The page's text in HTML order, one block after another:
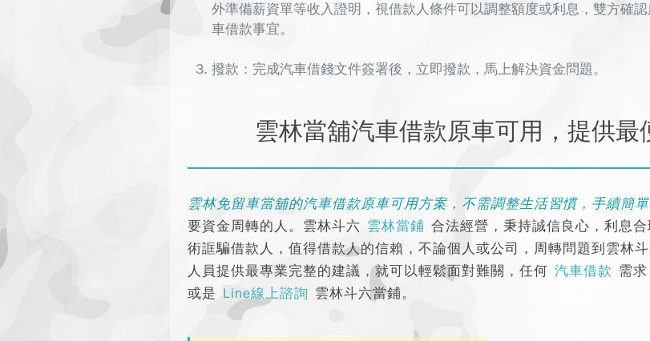
外準備薪資單等收入證明，視借款人條件可以調整額度或利息，雙方確
車借款事宜。
撥款：完成汽車借錢文件簽署後，立即撥款 ，馬上解決資金問題。
雲林當舖汽車借款原車可用，提供最
雲林免留車當舖的汽車借款原車可用方案，不需調整生活習慣，手續簡
要資金周轉的人。雲林斗六 雲林當鋪 合法經營，秉持誠信良心，利息
術誆騙借款人，值得借款人的信賴，不論個人或公司，周轉問題到雲林
人員提供最專業完整的建議，就可以輕鬆面對難關，任何 汽車借款 需
或是 Line線上諮詢 雲林斗六當鋪。